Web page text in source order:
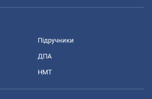
Підручники
ДПА
НМТ